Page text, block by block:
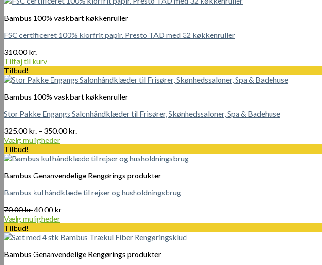
stor
rulle
af
400
antal
Bambus 100% vaskbart køkkenruller
FSC certificeret 100% klorfrit papir. Presto TAD med 32 køkkenruller
310.00kr.
Tilføj til kurv
Tilbud!
Bambus 100% vaskbart køkkenruller
Stor Pakke Engangs Salonhåndklæder til Frisører, Skønhedssaloner, Spa & Badehuse
325.00kr. – 350.00kr.
350.00 kr.
Vælg muligheder
Dette
vare
flere
Mulighederne
vælges
på
varesiden
Tilbud!
Bambus Genanvendelige Rengørings produkter
Bambus kul håndklæde til rejser og husholdningsbrug
70.00kr.Den
oprindelige
var:
40.00kr.
er:
Vælg muligheder
Dette
vare
flere
Tilbud!
Bambus Genanvendelige Rengørings produkter